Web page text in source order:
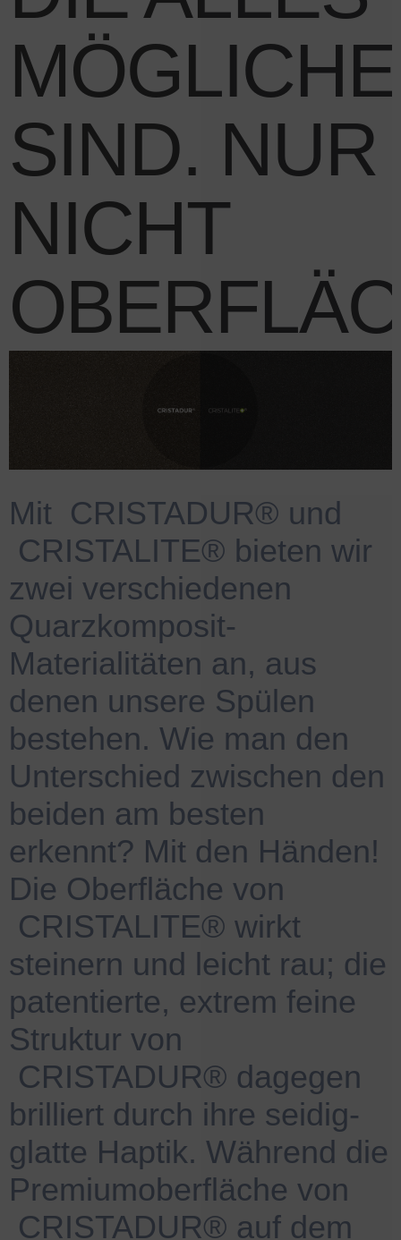
MÖGLICHE
SIND. NUR
NICHT
Mit CRISTADUR® und
CRISTALITE® bieten wir
zwei verschiedenen
Quarzkomposit-
Materialitäten an, aus
denen unsere Spülen
bestehen. Wie man den
Unterschied zwischen den
beiden am besten
erkennt? Mit den Händen!
Die Oberfläche von
CRISTALITE® wirkt
steinern und leicht rau; die
patentierte, extrem feine
Struktur von
CRISTADUR® dagegen
brilliert durch ihre seidig-
glatte Haptik. Während die
Premiumoberfläche von
CRISTADUR® auf dem